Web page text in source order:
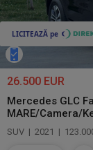
26.500 EUR
Mercedes GLC
MARE/Camera/
SUV | 2021 |